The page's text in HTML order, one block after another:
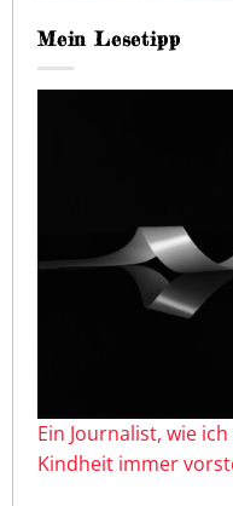
Mein Lesetipp
Ein Journalist, wie
Kindheit immer